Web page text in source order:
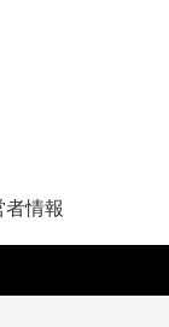
者情報